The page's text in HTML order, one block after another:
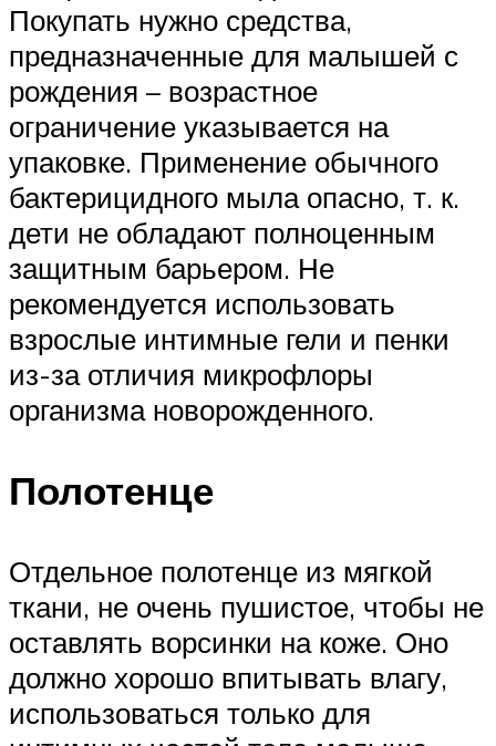
Покупать нужно средства,
предназначенные для малышей с
рождения – возрастное
ограничение указывается на
упаковке. Применение обычного
бактерицидного мыла опасно, т. к.
дети не обладают полноценным
защитным барьером. Не
рекомендуется использовать
взрослые интимные гели и пенки
из-за отличия микрофлоры
организма новорожденного.
Полотенце
Отдельное полотенце из мягкой
ткани, не очень пушистое, чтобы не
оставлять ворсинки на коже. Оно
должно хорошо впитывать влагу,
использоваться только для